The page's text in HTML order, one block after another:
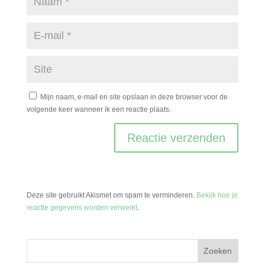
Mijn naam, e-mail en site opslaan in deze browser voor de
volgende keer wanneer ik een reactie plaats.
Deze site gebruikt Akismet om spam te verminderen. Bekijk hoe je
reactie gegevens worden verwerkt.